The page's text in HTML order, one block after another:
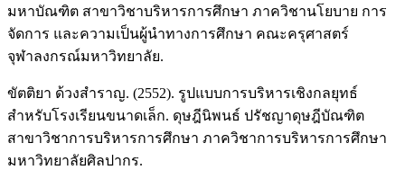
มหาบัณฑิต สาขาวิชาบริหารการศึกษา ภาควิชานโยบาย การ
จัดการ และความเป็นผู้นำทางการศึกษา คณะครุศาสตร์
จุฬาลงกรณ์มหาวิทยาลัย.
ขัตติยา ด้วงสำราญ. (2552). รูปแบบการบริหารเชิงกลยุทธ์
สำหรับโรงเรียนขนาดเล็ก. ดุษฎีนิพนธ์ ปรัชญาดุษฎีบัณฑิต
สาขาวิชาการบริหารการศึกษา ภาควิชาการบริหารการศึกษา
มหาวิทยาลัยศิลปากร.